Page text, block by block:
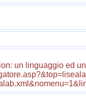
un linguaggio ed